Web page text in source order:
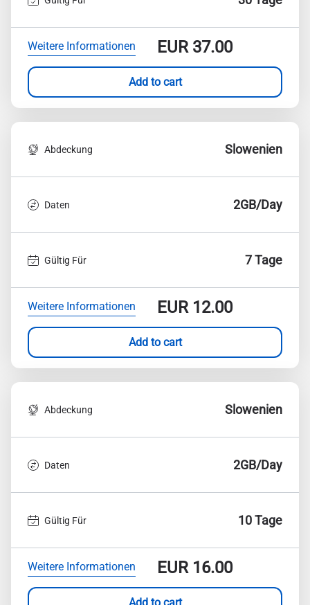
Weitere Informationen EUR37.00
Add to cart
Abdeckung Slowenien
Daten 2GB/Day
Gültig Für 7 Tage
Weitere Informationen EUR12.00
Add to cart
Abdeckung Slowenien
Daten 2GB/Day
Gültig Für 10 Tage
Weitere Informationen EUR16.00
Add to cart